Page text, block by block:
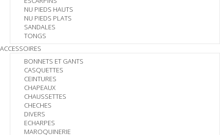
NU PIEDS HAUTS
NU PIEDS PLATS
SANDALES
TONGS
ACCESSOIRES
BONNETS ET GANTS
CASQUETTES
CEINTURES
CHAPEAUX
CHAUSSETTES
CHECHES
DIVERS
ECHARPES
MAROQUINERIE